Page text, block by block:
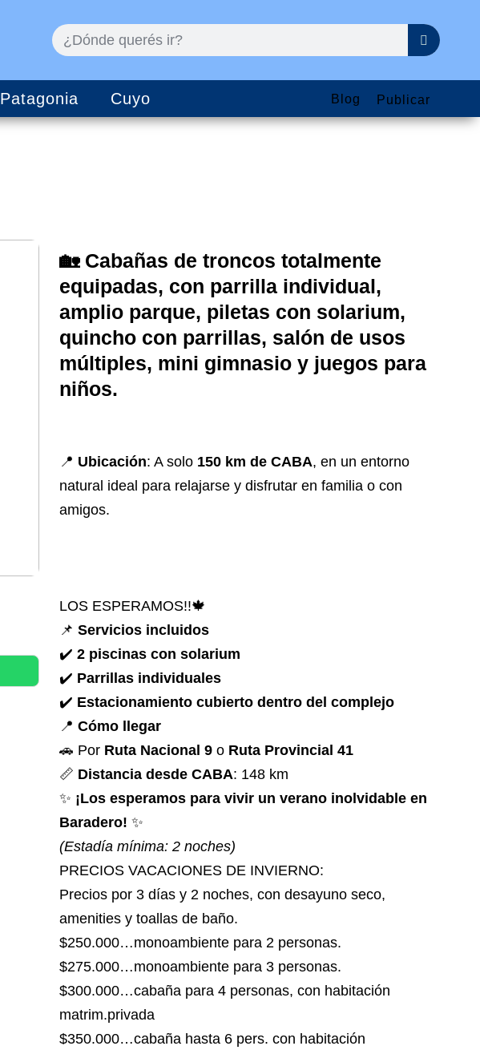
Patagonia Cuyo Blog Publicar
🏡 Cabañas de troncos totalmente
equipadas, con parrilla individual,
amplio parque, piletas con solarium,
quincho con parrillas, salón de usos
múltiples, mini gimnasio y juegos para
niños.
📍 Ubicación: A solo 150 km de CABA, en un entorno
natural ideal para relajarse y disfrutar en familia o con
amigos.
LOS ESPERAMOS!!🍁
📌 Servicios incluidos
✔️ 2 piscinas con solarium
✔️ Parrillas individuales
✔️ Estacionamiento cubierto dentro del complejo
📍 Cómo llegar
🚗 Por Ruta Nacional 9 o Ruta Provincial 41
📏 Distancia desde CABA: 148 km
✨ ¡Los esperamos para vivir un verano inolvidable en
Baradero! ✨
(Estadía mínima: 2 noches)
PRECIOS VACACIONES DE INVIERNO:
Precios por 3 días y 2 noches, con desayuno seco,
amenities y toallas de baño.
$250.000…monoambiente para 2 personas.
$275.000…monoambiente para 3 personas.
$300.000…cabaña para 4 personas, con habitación
matrim.privada
$350.000…cabaña hasta 6 pers. con habitación